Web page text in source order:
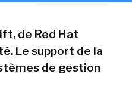
de Red Hat
Le support de la
de gestion